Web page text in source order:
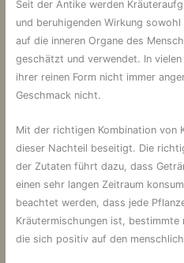
Seit der Antike werden
und beruhigenden Wirkung
auf die inneren Organe des
geschätzt und verwendet. In
ihrer reinen Form nicht immer
Geschmack nicht.
Mit der richtigen Kombination von
dieser Nachteil beseitigt. Die
der Zutaten führt dazu, dass
einen sehr langen Zeitraum
beachtet werden, dass jede
Kräutermischungen ist, bestimmte
die sich positiv auf den